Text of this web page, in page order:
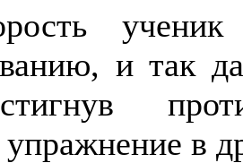
и так
упражнение в